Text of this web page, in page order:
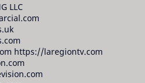
LLC
https://laregiontv.com